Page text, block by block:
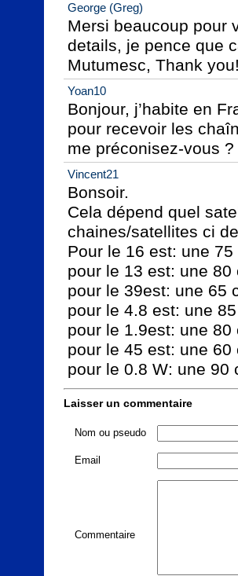
George (Greg)
Mersi beaucoup pour
details, je pence que
Mutumesc, Thank you!
Yoan10
Bonjour, j’habite en
pour recevoir les
me préconisez-vous ?
Vincent21
Bonsoir.
Cela dépend quel
chaines/satellites ci
Pour le 16 est: une 75
pour le 13 est: une 80
pour le 39est: une 65
pour le 4.8 est: une
pour le 1.9est: une 80
pour le 45 est: une 60
pour le 0.8 W: une 90
Laisser un commentaire
Nom ou pseudo
Email
Commentaire